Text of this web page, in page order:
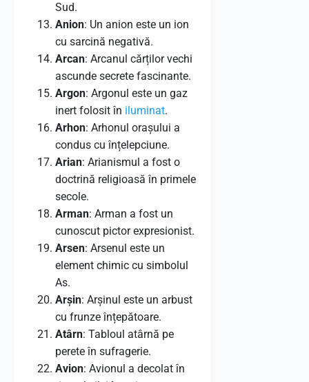
Sud.
Anion: Un anion este un ion
cu sarcină negativă.
Arcan: Arcanul cărților vechi
ascunde secrete fascinante.
Argon: Argonul este un gaz
inert folosit în iluminat.
Arhon: Arhonul orașului a
condus cu înțelepciune.
Arian: Arianismul a fost o
doctrină religioasă în primele
secole.
Arman: Arman a fost un
cunoscut pictor expresionist.
Arsen: Arsenul este un
element chimic cu simbolul
As.
Arșin: Arșinul este un arbust
cu frunze înțepătoare.
Atârn: Tabloul atârnă pe
perete în sufragerie.
Avion: Avionul a decolat în